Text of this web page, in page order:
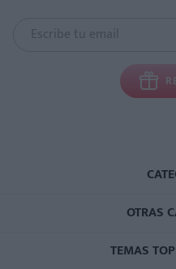
OTRAS
TEMAS